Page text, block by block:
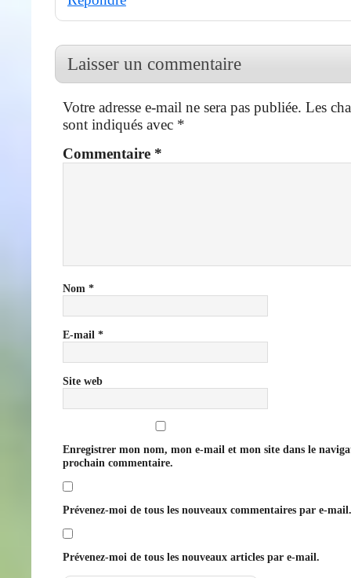
Laisser un commentaire
Votre adresse e-mail ne sera pas publiée. Les
sont indiqués avec *
Commentaire *
Nom *
E-mail *
Site web
Enregistrer mon nom, mon e-mail et mon site dans le
prochain commentaire.
Prévenez-moi de tous les nouveaux commentaires par e-mail.
Prévenez-moi de tous les nouveaux articles par e-mail.